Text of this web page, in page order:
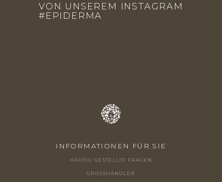
VON UNSEREM INSTAGRAM
#EPIDERMA
INFORMATIONEN FÜR SIE
HÄUFIG GESTELLTE FRAGEN
GROSSHÄNDLER